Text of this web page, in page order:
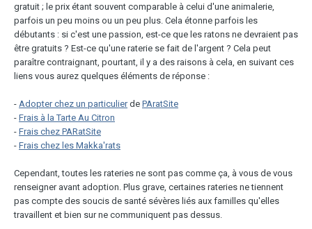
gratuit ; le prix étant souvent comparable à celui d'une animalerie,
parfois un peu moins ou un peu plus. Cela étonne parfois les
débutants : si c'est une passion, est-ce que les ratons ne devraient pas
être gratuits ? Est-ce qu'une raterie se fait de l'argent ? Cela peut
paraître contraignant, pourtant, il y a des raisons à cela, en suivant ces
liens vous aurez quelques éléments de réponse :
- Adopter chez un particulierde PAratSite
- Frais à la Tarte Au Citron
- Frais chez PARatSite
- Frais chez les Makka'rats
Cependant, toutes les rateries ne sont pas comme ça, à vous de vous
renseigner avant adoption. Plus grave, certaines rateries ne tiennent
pas compte des soucis de santé sévères liés aux familles qu'elles
travaillent et bien sur ne communiquent pas dessus.